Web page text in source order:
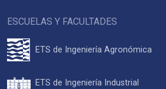
ESCUELAS Y FACULTADES
ETS de Ingeniería Agronómica
ETS de Ingeniería Industrial